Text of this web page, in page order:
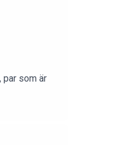
par som är